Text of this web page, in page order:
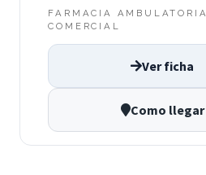
FARMACIA AMBULATORIA
COMERCIAL
Ver ficha
Como llegar